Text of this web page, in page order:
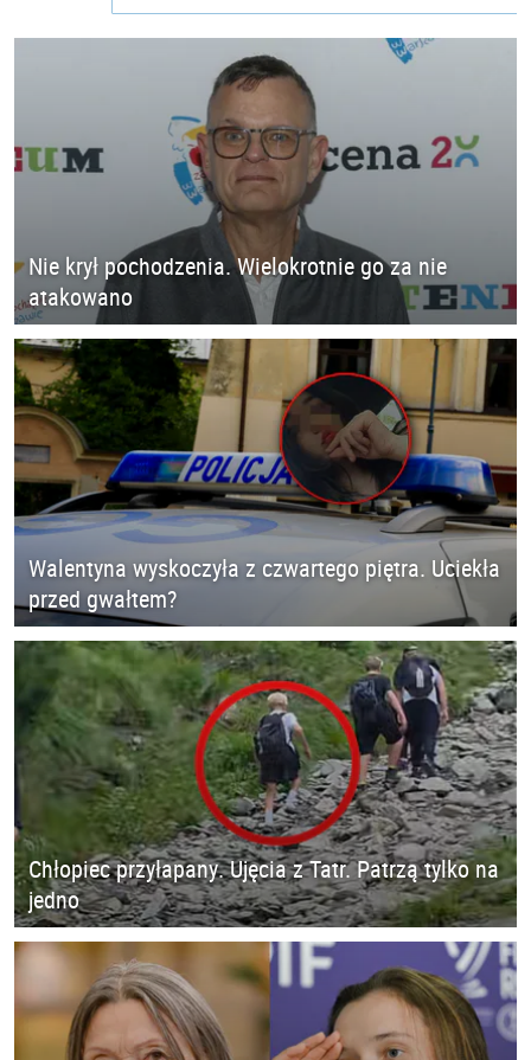
Nie krył pochodzenia. Wielokrotnie go za nie
atakowano
Walentyna wyskoczyła z czwartego piętra. Uciekła
przed gwałtem?
Chłopiec przyłapany. Ujęcia z Tatr. Patrzą tylko na
jedno